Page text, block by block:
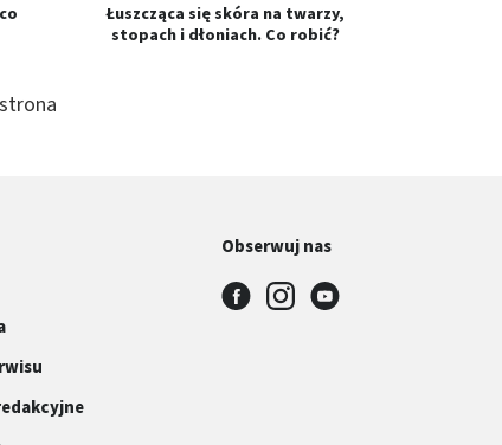
Łuszcząca się skóra na twarzy,
stopach i dłoniach. Co robić?
Obserwuj nas